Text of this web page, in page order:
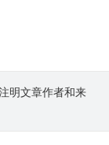
明文章作者和来